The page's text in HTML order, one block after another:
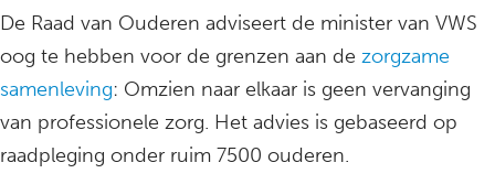
De Raad van Ouderen adviseert de minister van VWS
oog te hebben voor de grenzen aan de zorgzame
samenleving: Omzien naar elkaar is geen vervanging
van professionele zorg. Het advies is gebaseerd op
raadpleging onder ruim 7500 ouderen.